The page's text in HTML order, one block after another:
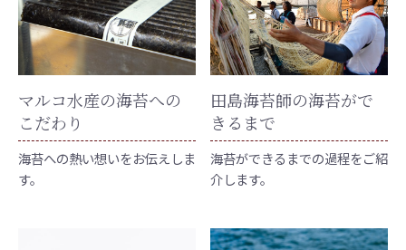
マルコ水産の海苔への
こだわり
海苔への熱い想いをお伝えしま
す。
田島海苔師の海苔がで
きるまで
海苔ができるまでの過程をご紹
介します。